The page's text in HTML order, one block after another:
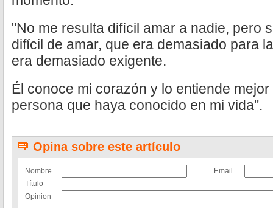
"No me resulta difícil amar a nadie, pero
difícil de amar, que era demasiado para
era demasiado exigente.
Él conoce mi corazón y lo entiende
persona que haya conocido en mi vida".
Opina sobre este artículo
Nombre
Email
Título
Opinion